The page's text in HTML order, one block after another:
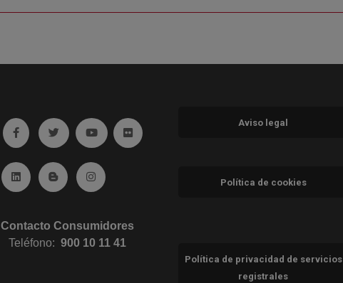
Ir a facebook (abre en ventana nueva)
Ir a twitter (abre en ventana nueva)
Ir a YouTube (abre en ventana nueva)
Ir a Flickr (abre en ventana nueva)
Ir a Linkedin (abre en ventana nueva)
Ir al Blog (abre en ventana nueva)
Ir a Instagram (abre en ventana nueva)
Contacto Consumidores
Teléfono:900 10 11 41
Aviso legal
Política de cookies
Política de privacidad de servicios
registrales